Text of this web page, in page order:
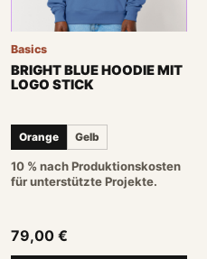
Basics
BRIGHT BLUE HOODIE MIT
LOGO STICK
Orange Gelb
10 % nach Produktionskosten
für unterstützte Projekte.
79,00 €